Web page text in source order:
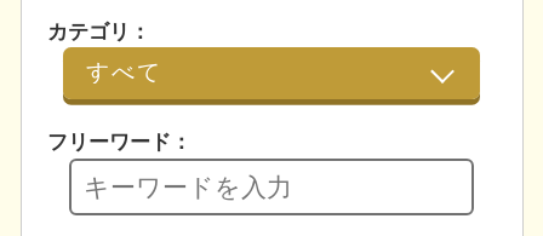
カテゴリ：
フリーワード：